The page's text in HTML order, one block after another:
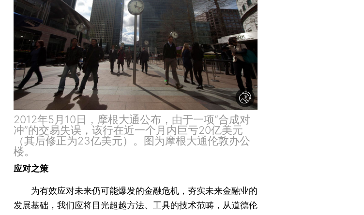
2012年5月10日，摩根大通公布，由于一项“合成对
冲”的交易失误，该行在近一个月内巨亏20亿美元
（其后修正为23亿美元）。图为摩根大通伦敦办公
楼。
应对之策
为有效应对未来仍可能爆发的金融危机，夯实未来金融业的
发展基础，我们应将目光超越方法、工具的技术范畴，从道德伦